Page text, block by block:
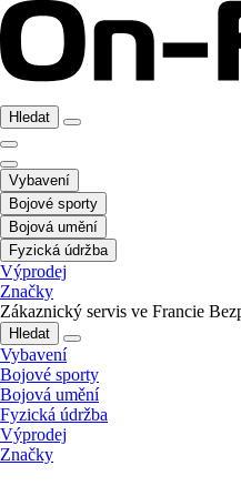
Hledat
Vybavení
Bojové sporty
Bojová umění
Fyzická údržba
Výprodej
Značky
Zákaznický servis ve Francie
Hledat
Vybavení
Bojové sporty
Bojová umění
Fyzická údržba
Výprodej
Značky